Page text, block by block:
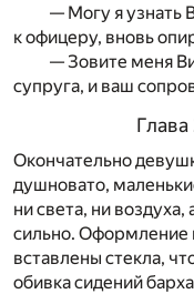
— Могу я узнать
к офицеру, вновь
— Зовите меня
супруга, и ваш
Окончательно
душновато,
ни света, ни воздуха,
сильно. Оформление
вставлены стекла,
обивка сидений